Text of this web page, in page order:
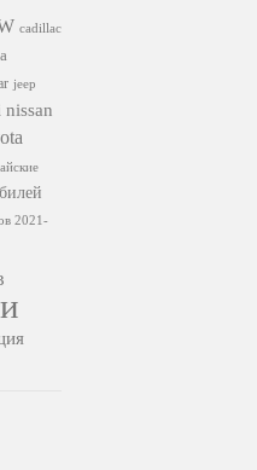
cadillac
jeep
nissan
2021-